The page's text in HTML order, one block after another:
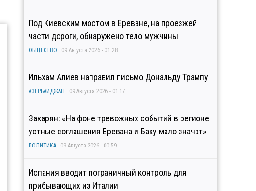
Под Киевским мостом в Ереване, на проезжей
части дороги, обнаружено тело мужчины
ОБЩЕСТВО 09 Августа 2026 - 01:28
Ильхам Алиев направил письмо Дональду Трампу
АЗЕРБАЙДЖАН 09 Августа 2026 - 01:17
Закарян: «На фоне тревожных событий в регионе
устные соглашения Еревана и Баку мало значат»
ПОЛИТИКА 09 Августа 2026 - 00:59
Испания вводит пограничный контроль для
прибывающих из Италии